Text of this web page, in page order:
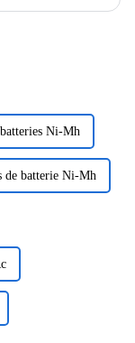
Ni-Mh
de batterie Ni-Mh